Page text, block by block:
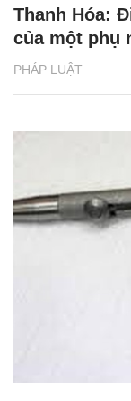
PHÁP LUẬT
Thanh Hóa:
của một phụ